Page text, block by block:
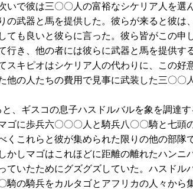
いで彼は三〇〇人の富裕なシケリア人を選
の武器と馬を提供した。彼らが来ると彼は
ても良いと彼らに言った。彼ら皆がこの申
き、他の者には彼らに武器と馬を提供す
スキピオはシケリア人の代わりに、この好
他の人たちの費用で見事に武装した三〇〇
、ギスコの息子ハスドルバルを象を調達す
ゴに歩兵六〇〇〇人と騎兵八〇〇騎と七頭
くこれらと彼が集められた限りの他の部隊
かしマゴはこれほどに距離の離れたハンニ
ていたためにグズグズしていた。ハスドル
騎の騎兵をカルタゴとアフリカの人々から